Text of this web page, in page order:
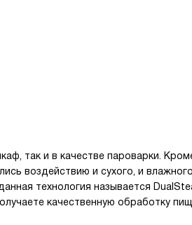
так и в качестве пароварки.
воздействию и сухого, и влажного
технология называется
качественную обработку